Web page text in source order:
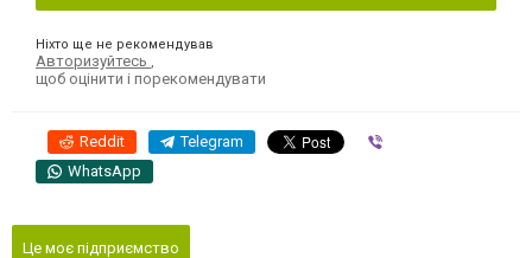
Ніхто ще не рекомендував
Авторизуйтесь
щоб оцінити і порекомендувати
Reddit Telegram
WhatsApp
Це моє підприємство